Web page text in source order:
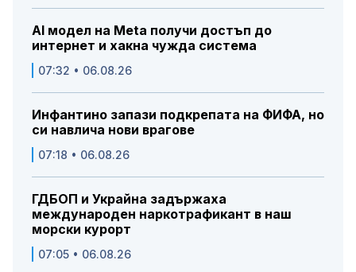
AI модел на Meta получи достъп до
интернет и хакна чужда система
07:32 • 06.08.26
Инфантино запази подкрепата на ФИФА, но
си навлича нови врагове
07:18 • 06.08.26
ГДБОП и Украйна задържаха
международен наркотрафикант в наш
морски курорт
07:05 • 06.08.26